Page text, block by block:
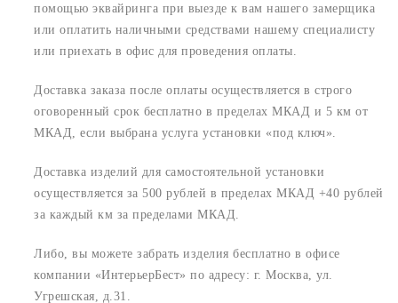
помощью эквайринга при выезде к вам нашего замерщика
или оплатить наличными средствами нашему специалисту
или приехать в офис для проведения оплаты.
Доставка заказа после оплаты осуществляется в строго
оговоренный срок бесплатно в пределах МКАД и 5 км от
МКАД, если выбрана услуга установки «под ключ».
Доставка изделий для самостоятельной установки
осуществляется за 500 рублей в пределах МКАД +40 рублей
за каждый км за пределами МКАД.
Либо, вы можете забрать изделия бесплатно в офисе
компании «ИнтерьерБест» по адресу: г. Москва, ул.
Угрешская, д.31.